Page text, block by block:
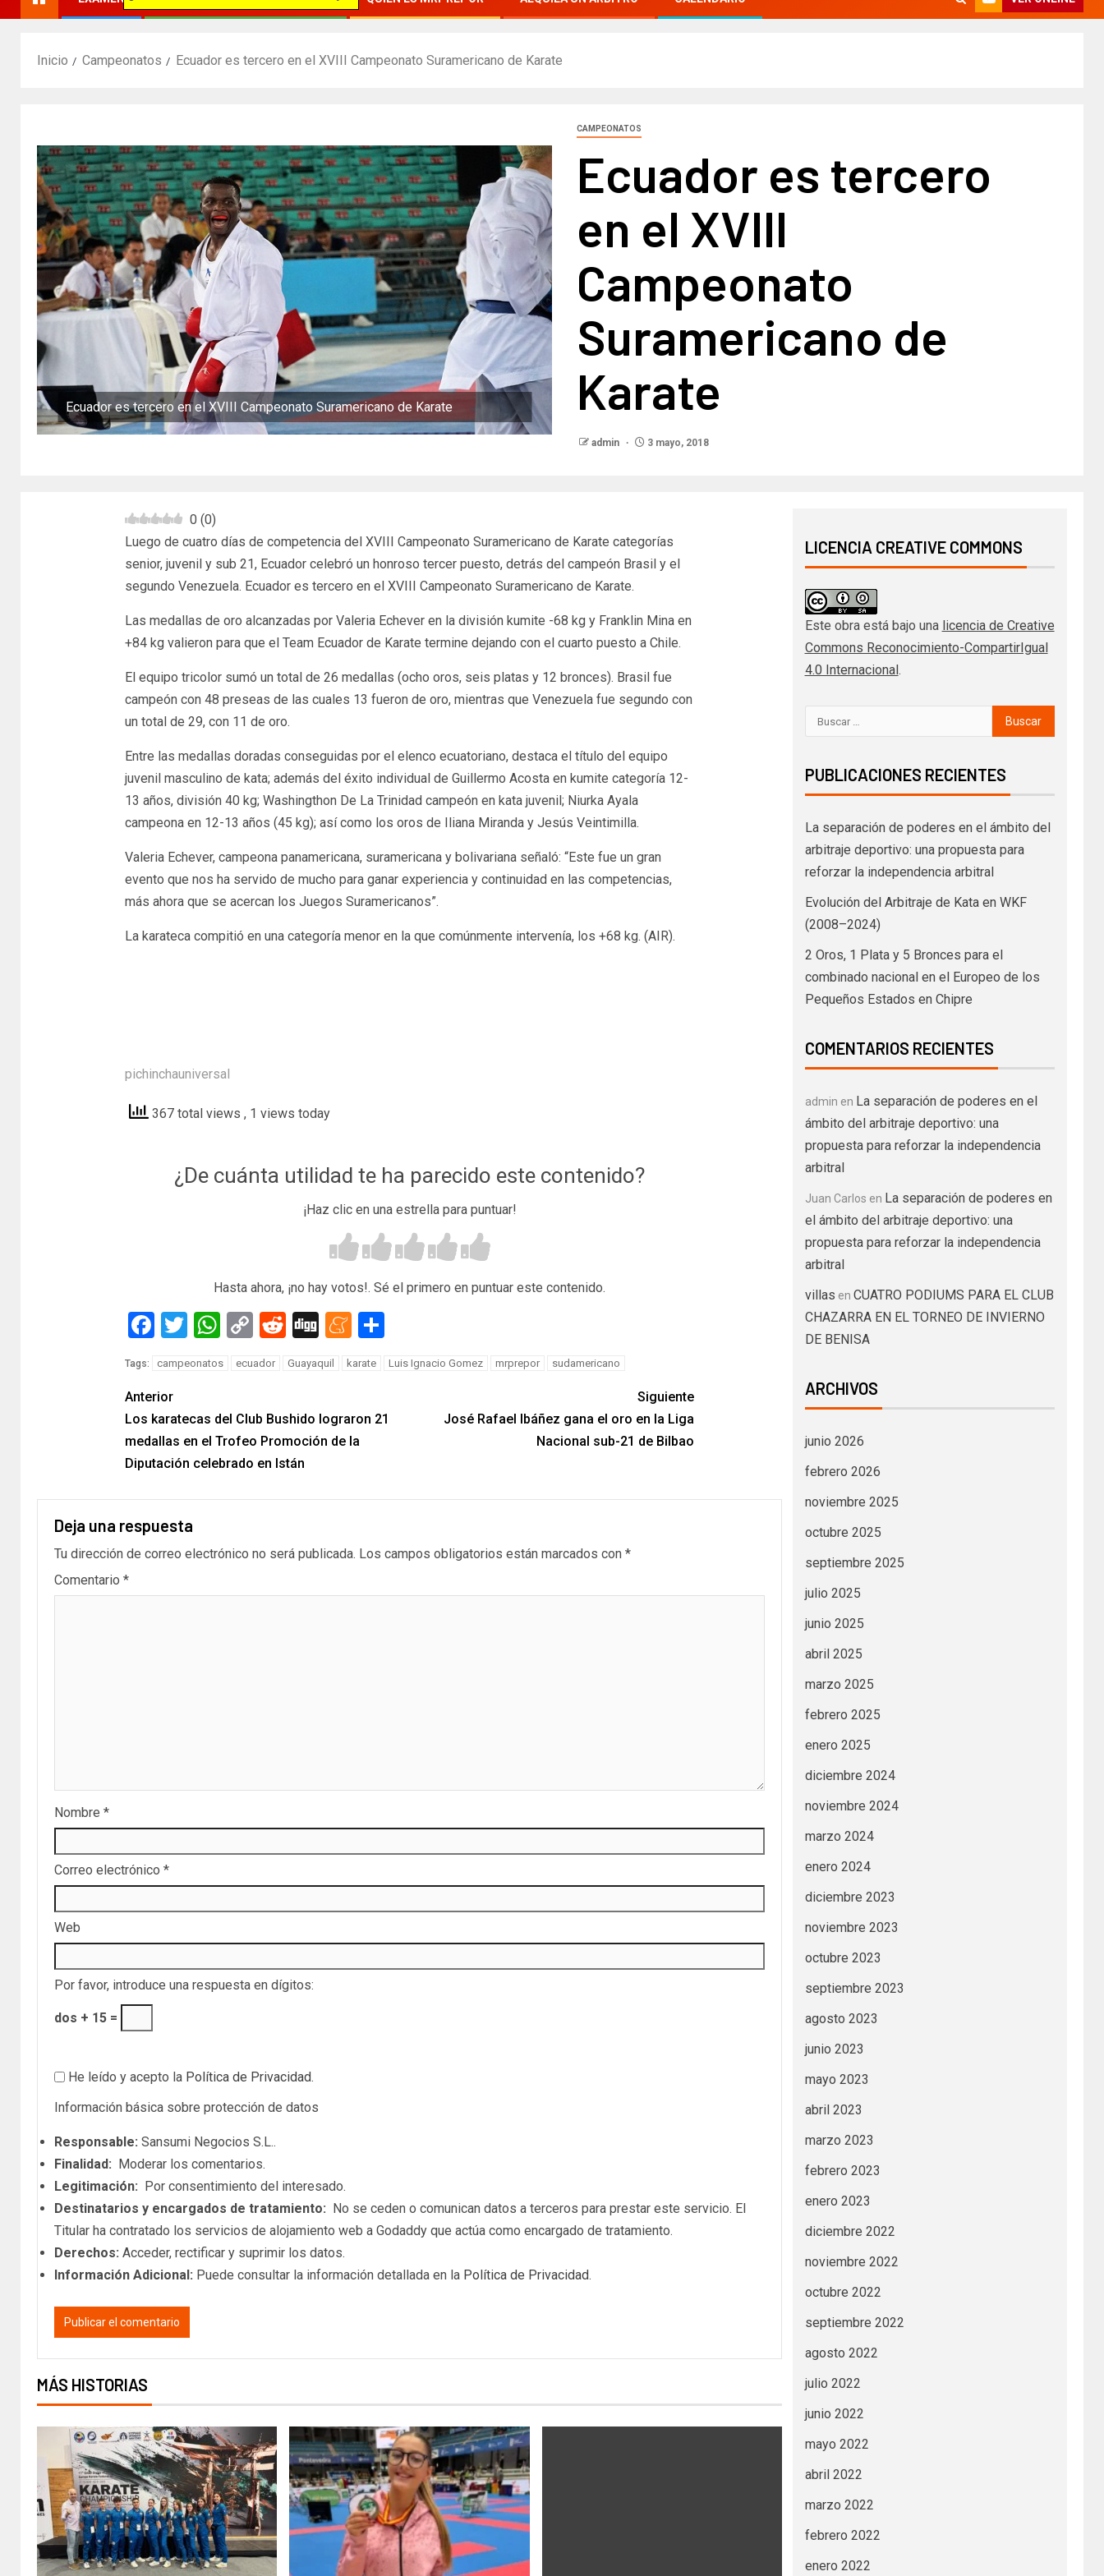
Inicio Campeonatos Ecuador es tercero en el XVIII Campeonato Suramericano de Karate
Ecuador es tercero en el XVIII Campeonato Suramericano de Karate
CAMPEONATOS
Ecuador es tercero
en el XVIII
Campeonato
Suramericano de
Karate
admin 3 mayo, 2018
0 (0)
Luego de cuatro días de competencia del XVIII Campeonato Suramericano de Karate categorías
senior, juvenil y sub 21, Ecuador celebró un honroso tercer puesto, detrás del campeón Brasil y el
segundo Venezuela. Ecuador es tercero en el XVIII Campeonato Suramericano de Karate.
Las medallas de oro alcanzadas por Valeria Echever en la división kumite -68 kg y Franklin Mina en
+84 kg valieron para que el Team Ecuador de Karate termine dejando con el cuarto puesto a Chile.
El equipo tricolor sumó un total de 26 medallas (ocho oros, seis platas y 12 bronces). Brasil fue
campeón con 48 preseas de las cuales 13 fueron de oro, mientras que Venezuela fue segundo con
un total de 29, con 11 de oro.
Entre las medallas doradas conseguidas por el elenco ecuatoriano, destaca el título del equipo
juvenil masculino de kata; además del éxito individual de Guillermo Acosta en kumite categoría 12-
13 años, división 40 kg; Washingthon De La Trinidad campeón en kata juvenil; Niurka Ayala
campeona en 12-13 años (45 kg); así como los oros de Iliana Miranda y Jesús Veintimilla.
Valeria Echever, campeona panamericana, suramericana y bolivariana señaló: “Este fue un gran
evento que nos ha servido de mucho para ganar experiencia y continuidad en las competencias,
más ahora que se acercan los Juegos Suramericanos”.
La karateca compitió en una categoría menor en la que comúnmente intervenía, los +68 kg. (AIR).
pichinchauniversal
367 total views , 1 views today
¿De cuánta utilidad te ha parecido este contenido?
¡Haz clic en una estrella para puntuar!
Hasta ahora, ¡no hay votos!. Sé el primero en puntuar este contenido.
Facebook
Twitter
WhatsApp
Copy
Link
Reddit
DiggMeneame
Compartir
Tags: campeonatos ecuador Guayaquil karate Luis Ignacio Gomez mrprepor sudamericano
Anterior
Los karatecas del Club Bushido lograron 21
medallas en el Trofeo Promoción de la
Diputación celebrado en Istán
Siguiente
José Rafael Ibáñez gana el oro en la Liga
Nacional sub-21 de Bilbao
Deja una respuesta
Tu dirección de correo electrónico no será publicada. Los campos obligatorios están marcados con *
Comentario *
Nombre *
Correo electrónico *
Web
Por favor, introduce una respuesta en dígitos:
dos + 15 =
He leído y acepto la Política de Privacidad.
Información básica sobre protección de datos
Responsable: Sansumi Negocios S.L..
Finalidad: Moderar los comentarios.
Legitimación: Por consentimiento del interesado.
Destinatarios y encargados de tratamiento: No se ceden o comunican datos a terceros para prestar este servicio. El
Titular ha contratado los servicios de alojamiento web a Godaddy que actúa como encargado de tratamiento.
Derechos: Acceder, rectificar y suprimir los datos.
Información Adicional: Puede consultar la información detallada en la Política de Privacidad.
MÁS HISTORIAS
LICENCIA CREATIVE COMMONS
Este obra está bajo una licencia de Creative
Commons Reconocimiento-CompartirIgual
4.0 Internacional.
PUBLICACIONES RECIENTES
La separación de poderes en el ámbito del
arbitraje deportivo: una propuesta para
reforzar la independencia arbitral
Evolución del Arbitraje de Kata en WKF
(2008–2024)
2 Oros, 1 Plata y 5 Bronces para el
combinado nacional en el Europeo de los
Pequeños Estados en Chipre
COMENTARIOS RECIENTES
admin en La separación de poderes en el
ámbito del arbitraje deportivo: una
propuesta para reforzar la independencia
arbitral
Juan Carlos en La separación de poderes en
el ámbito del arbitraje deportivo: una
propuesta para reforzar la independencia
arbitral
villas en CUATRO PODIUMS PARA EL CLUB
CHAZARRA EN EL TORNEO DE INVIERNO
DE BENISA
ARCHIVOS
junio 2026
febrero 2026
noviembre 2025
octubre 2025
septiembre 2025
julio 2025
junio 2025
abril 2025
marzo 2025
febrero 2025
enero 2025
diciembre 2024
noviembre 2024
marzo 2024
enero 2024
diciembre 2023
noviembre 2023
octubre 2023
septiembre 2023
agosto 2023
junio 2023
mayo 2023
abril 2023
marzo 2023
febrero 2023
enero 2023
diciembre 2022
noviembre 2022
octubre 2022
septiembre 2022
agosto 2022
julio 2022
junio 2022
mayo 2022
abril 2022
marzo 2022
febrero 2022
enero 2022